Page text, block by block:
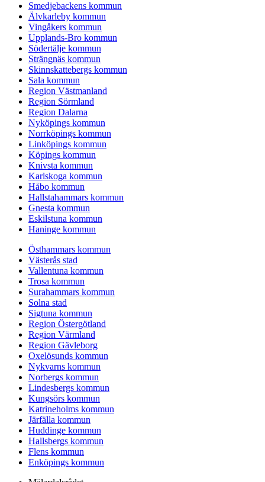
Smedjebackens kommun
Älvkarleby kommun
Vingåkers kommun
Upplands-Bro kommun
Södertälje kommun
Strängnäs kommun
Skinnskattebergs kommun
Sala kommun
Region Västmanland
Region Sörmland
Region Dalarna
Nyköpings kommun
Norrköpings kommun
Linköpings kommun
Köpings kommun
Knivsta kommun
Karlskoga kommun
Håbo kommun
Hallstahammars kommun
Gnesta kommun
Eskilstuna kommun
Haninge kommun
Östhammars kommun
Västerås stad
Vallentuna kommun
Trosa kommun
Surahammars kommun
Solna stad
Sigtuna kommun
Region Östergötland
Region Värmland
Region Gävleborg
Oxelösunds kommun
Nykvarns kommun
Norbergs kommun
Lindesbergs kommun
Kungsörs kommun
Katrineholms kommun
Järfälla kommun
Huddinge kommun
Hallsbergs kommun
Flens kommun
Enköpings kommun